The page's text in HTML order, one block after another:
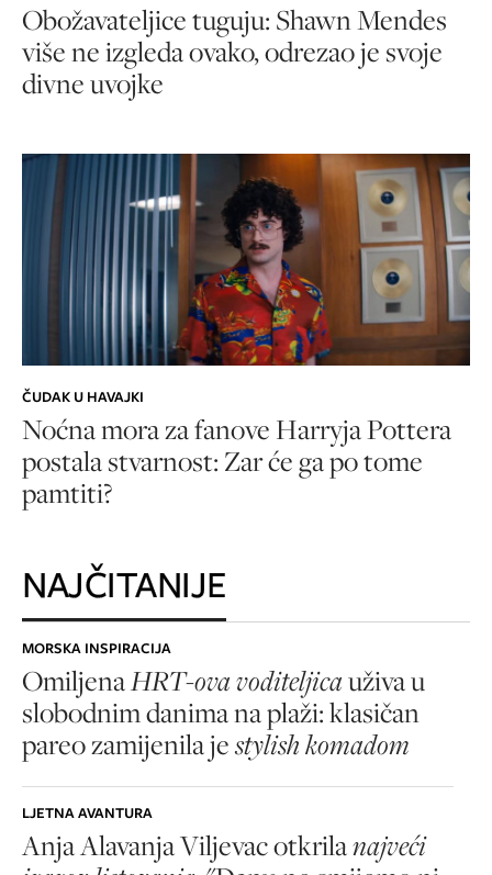
Obožavateljice tuguju: Shawn Mendes
više ne izgleda ovako, odrezao je svoje
divne uvojke
ČUDAK U HAVAJKI
Noćna mora za fanove Harryja Pottera
postala stvarnost: Zar će ga po tome
pamtiti?
NAJČITANIJE
MORSKA INSPIRACIJA
OmiljenaHRT-ova voditeljicauživa u
slobodnim danima na plaži: klasičan
pareo zamijenila jestylish komadom
LJETNA AVANTURA
Anja Alavanja Viljevac otkrilanajveći